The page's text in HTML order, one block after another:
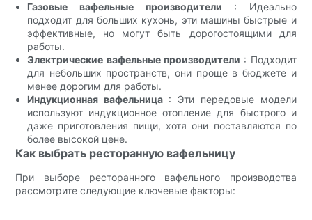
Газовые вафельные производители : Идеально
подходит для больших кухонь, эти машины быстрые и
эффективные, но могут быть дорогостоящими для
работы.
Электрические вафельные производители : Подходит
для небольших пространств, они проще в бюджете и
менее дорогим для работы.
Индукционная вафельница : Эти передовые модели
используют индукционное отопление для быстрого и
даже приготовления пищи, хотя они поставляются по
более высокой цене.
Как выбрать ресторанную вафельницу
При выборе ресторанного вафельного производства
рассмотрите следующие ключевые факторы: